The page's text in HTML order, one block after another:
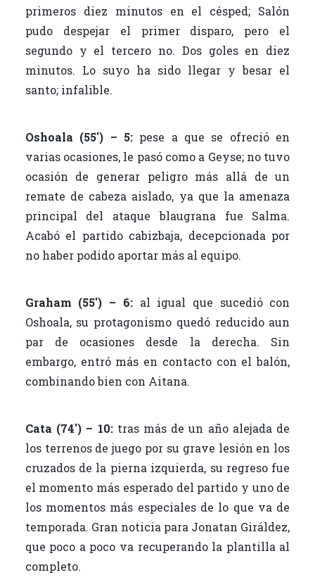
primeros diez minutos en el césped; Salón
pudo despejar el primer disparo, pero el
segundo y el tercero no. Dos goles en diez
minutos. Lo suyo ha sido llegar y besar el
santo; infalible.
Oshoala (55′) – 5:pese a que se ofreció en
varias ocasiones, le pasó como a Geyse; no tuvo
ocasión de generar peligro más allá de un
remate de cabeza aislado, ya que la amenaza
principal del ataque blaugrana fue Salma.
Acabó el partido cabizbaja, decepcionada por
no haber podido aportar más al equipo.
Graham (55′) – 6:al igual que sucedió con
Oshoala, su protagonismo quedó reducido aun
par de ocasiones desde la derecha. Sin
embargo, entró más en contacto con el balón,
combinando bien con Aitana.
Cata (74′) – 10:tras más de un año alejada de
los terrenos de juego por su grave lesión en los
cruzados de la pierna izquierda, su regreso fue
el momento más esperado del partido y uno de
los momentos más especiales de lo que va de
temporada. Gran noticia para Jonatan Giráldez,
que poco a poco va recuperando la plantilla al
completo.